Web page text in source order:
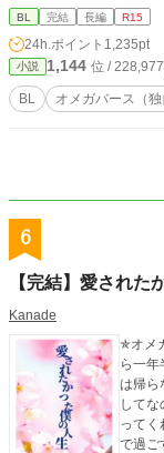
に合ったのに運命の番は
ガがいた。 ベータのような平凡な見た目のオメガが主人公です。 ふんわり現
代、ふんわりオメガバース、設定が
とうございました。
BL 完結 長編 R15
24h.ポイント 1,235pt
小説 1,144 位 /
BL オメガバース（独
6
【完結】愛された
Kanade
✯オメガバース 〜〜〜〜〜
ら一年
は帰らない。 《夫》には僕以外
してなの？ 一目惚れだって言ったじゃ
ってくれたじゃ
で過ごす『